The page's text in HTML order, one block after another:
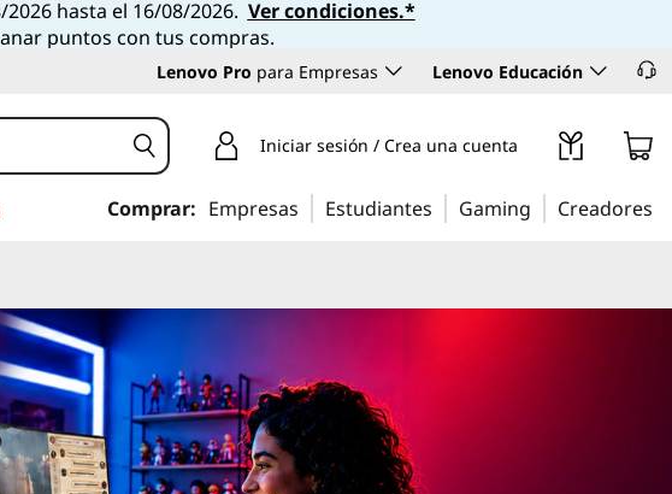
hasta el 16/08/2026. Ver condiciones.*
puntos con tus compras.
Lenovo Pro para Empresas Lenovo Educación
Iniciar sesión / Crea una cuenta
Comprar: Empresas Estudiantes Gaming Creadores